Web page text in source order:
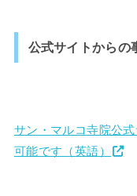
公式サイトからの
サン・マルコ寺院公
可能です（英語）